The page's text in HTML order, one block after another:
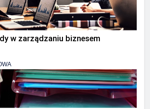
w zarządzaniu biznesem